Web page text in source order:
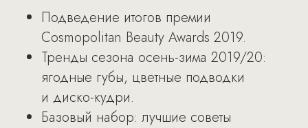
Подведение итогов премии
Cosmopolitan Beauty Awards 2019.
Тренды сезона осень-зима 2019/20:
ягодные губы, цветные подводки
и диско-кудри.
Базовый набор: лучшие советы